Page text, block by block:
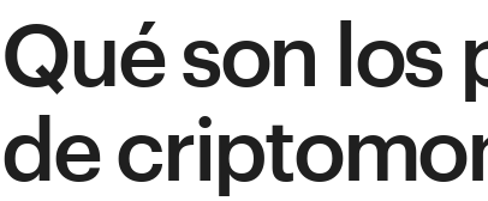
Qué son los
de